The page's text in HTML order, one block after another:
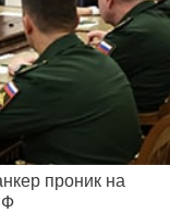
проник на